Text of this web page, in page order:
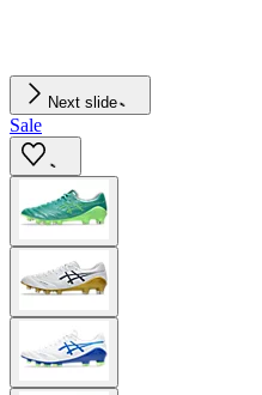
Next slide
Sale